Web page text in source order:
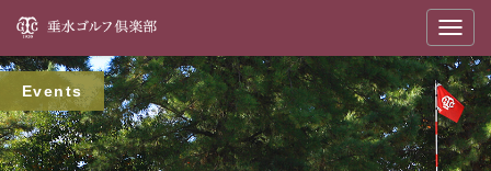
T
g
g
l
e
n
a
v
i
垂
Events